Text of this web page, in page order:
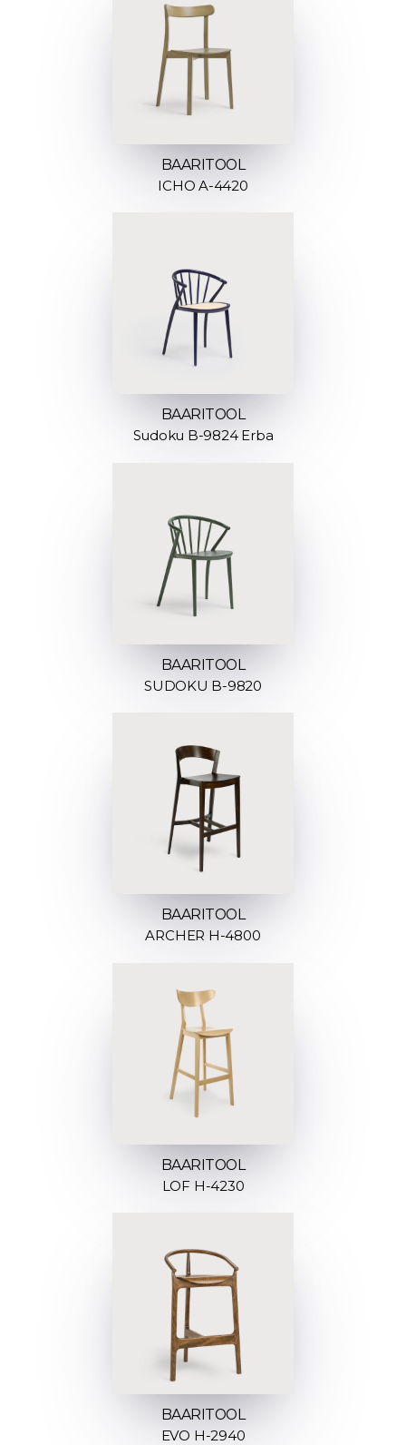
BAARITOOL
ICHO A-4420
BAARITOOL
Sudoku B-9824 Erba
BAARITOOL
SUDOKU B-9820
BAARITOOL
ARCHER H-4800
BAARITOOL
LOF H-4230
BAARITOOL
EVO H-2940